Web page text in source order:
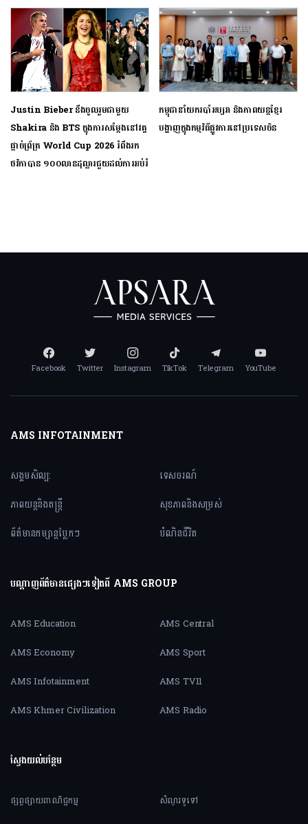
Justin Bieber នឹងចូលរួមជាមួយ
Shakira និង BTS ក្នុងការសម្ដែងនៅវគ្គ
ផ្ដាច់ព្រ័ត្រ World Cup 2026 រំពឹងរក
ថវិកាបាន ១០០លានដុល្លារជួយដល់ការអប់រំ
កម្ពុជា​នាំ​យក​របាំ​អប្សរា និង​ភាពយន្ត​ខ្មែរ
បង្ហាញ​ក្នុង​កម្មវិធី​ផ្លូវ​ការ​នៅ​ប្រទេស​ចិន
Facebook Twitter Instagram TikTok Telegram YouTube
AMS INFOTAINMENT
សង្គមសិល្ប:
ភាពយន្តនិងតន្ត្រី
ព័ត៌មានកម្សាន្តប្លែកៗ
ទេសចរណ៍
សុខភាពនិងសម្រស់
បំណិនជីវិត
បណ្តាញព័ត៌មានផ្សេងៗទៀតពី AMS GROUP
AMS Education
AMS Economy
AMS Infotainment
AMS Khmer Civilization
AMS Central
AMS Sport
AMS TV11
AMS Radio
ស្វែងយល់បន្ថែម
ផ្សព្វផ្សាយពាណិជ្ជកម្ម
សំណួរទូទៅ